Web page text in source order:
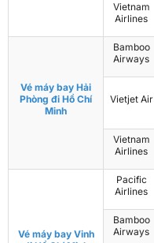
Vietnam
Airlines
Vé máy bay Hải
Phòng đi Hồ Chí
Minh
Bamboo
Airways
Vietjet Air
Vietnam
Airlines
Vé máy bay Vinh
Pacific
Airlines
Bamboo
Airways